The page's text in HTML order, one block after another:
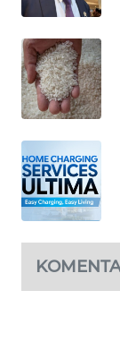
FORJASIDA
TAMBANG
NEWS
NEWS
SIDIKALANG
NEWS
SIBARAGAS
NEWS